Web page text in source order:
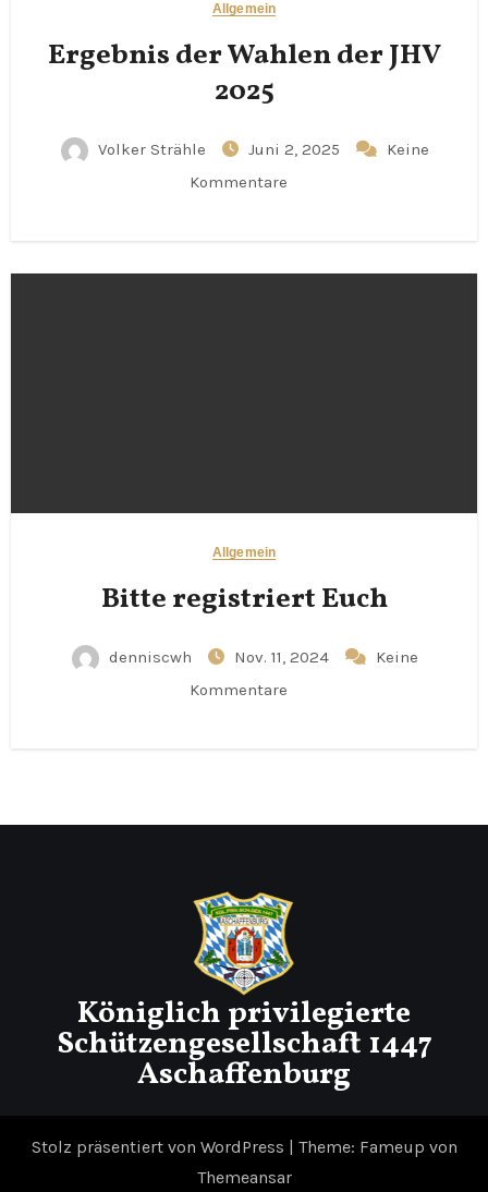
Allgemein
Ergebnis der Wahlen der JHV
2025
Volker Strähle Juni 2, 2025
Keine
Kommentare
Allgemein
Bitte registriert Euch
denniscwh Nov. 11, 2024
Keine
Kommentare
Königlich privilegierte
Schützengesellschaft 1447
Aschaffenburg
Stolz präsentiert von WordPress | Theme: Fameup von
Themeansar